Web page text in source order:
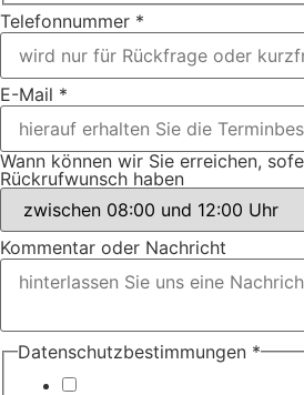
Telefonnummer *
E-Mail *
Sie
Nachricht
Sie
Wann können wir Sie erreichen,
Rückrufwunsch haben
Kommentar oder Nachricht
Datenschutzbestimmungen *